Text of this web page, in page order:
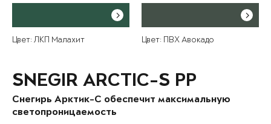
Цвет: ЛКП Малахит Цвет: ПВХ Авокадо
SNEGIR ARCTIC-S PP
Снегирь Арктик-С обеспечит максимальную
светопроницаемость